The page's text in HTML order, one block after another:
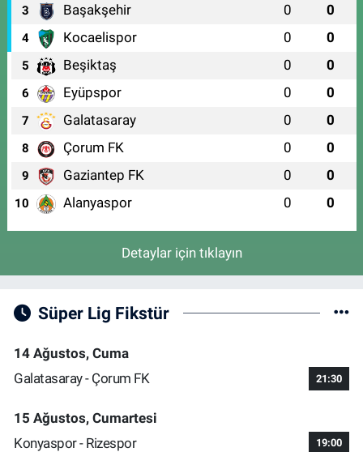
3 Başakşehir 0 0
4 Kocaelispor 0 0
5 Beşiktaş 0 0
6 Eyüpspor 0 0
7 Galatasaray 0 0
8 Çorum FK 0 0
9 Gaziantep FK 0 0
10 Alanyaspor 0 0
Detaylar için tıklayın
Süper Lig Fikstür
14 Ağustos, Cuma
Galatasaray - Çorum FK
21:30
15 Ağustos, Cumartesi
Konyaspor - Rizespor
19:00